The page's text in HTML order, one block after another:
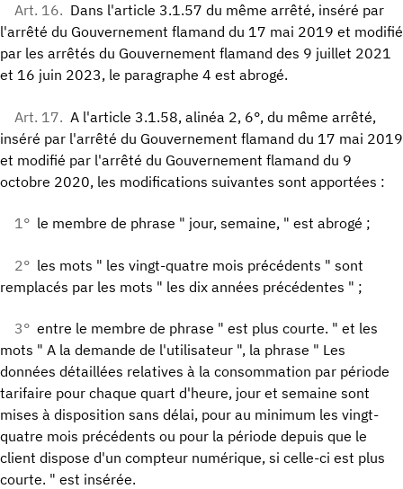
Art. 16. Dans l'article 3.1.57 du même arrêté, inséré par
l'arrêté du Gouvernement flamand du 17 mai 2019 et modifié
par les arrêtés du Gouvernement flamand des 9 juillet 2021
et 16 juin 2023, le paragraphe 4 est abrogé.
Art. 17. A l'article 3.1.58, alinéa 2, 6°, du même arrêté,
inséré par l'arrêté du Gouvernement flamand du 17 mai 2019
et modifié par l'arrêté du Gouvernement flamand du 9
octobre 2020, les modifications suivantes sont apportées :
1° le membre de phrase " jour, semaine, " est abrogé ;
2° les mots " les vingt-quatre mois précédents " sont
remplacés par les mots " les dix années précédentes " ;
3° entre le membre de phrase " est plus courte. " et les
mots " A la demande de l'utilisateur ", la phrase " Les
données détaillées relatives à la consommation par période
tarifaire pour chaque quart d'heure, jour et semaine sont
mises à disposition sans délai, pour au minimum les vingt-
quatre mois précédents ou pour la période depuis que le
client dispose d'un compteur numérique, si celle-ci est plus
courte. " est insérée.